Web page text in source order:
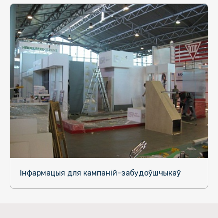
Інфармацыя для кампаній-забудоўшчыкаў